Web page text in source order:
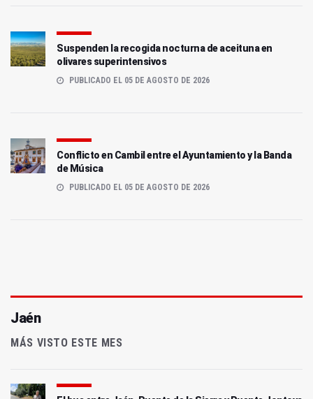
Suspenden la recogida nocturna de aceituna en
olivares superintensivos
PUBLICADO EL 05 DE AGOSTO DE 2026
Conflicto en Cambil entre el Ayuntamiento y la Banda
de Música
PUBLICADO EL 05 DE AGOSTO DE 2026
Jaén
MÁS VISTO ESTE MES